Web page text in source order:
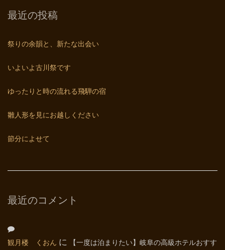
最近の投稿
祭りの余韻と、新たな出会い
いよいよ古川祭です
ゆったりと時の流れる飛騨の宿
雛人形を見にお越しください
節分によせて
最近のコメント
観月楼 くおん に
【一度は泊まりたい】岐阜の高級ホテルおすす